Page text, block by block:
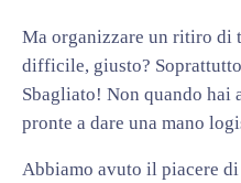
Ma organizzare un ritiro di
difficile, giusto?
Sbagliato! Non quando hai
pronte a dare una mano
Abbiamo avuto il piacere